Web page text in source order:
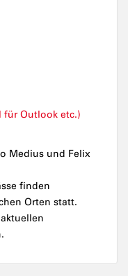
für Outlook etc.)
Medius und Felix
finden
Orten statt.